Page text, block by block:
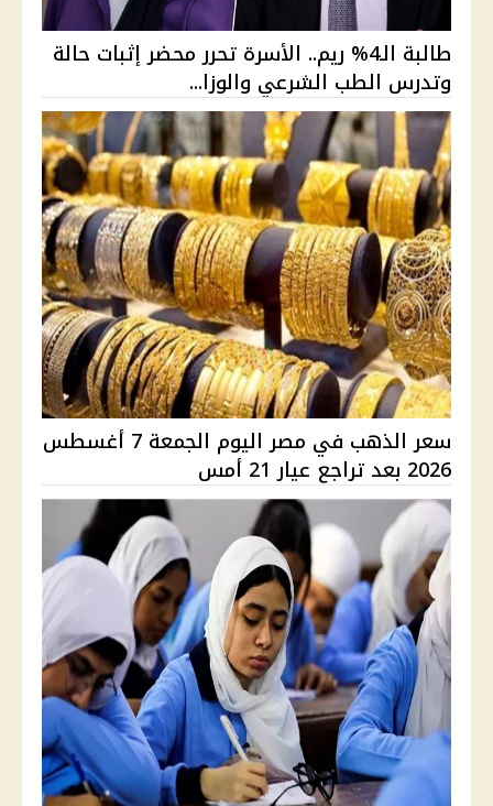
طالبة الـ4% ريم.. الأسرة تحرر محضر إثبات حالة
وتدرس الطب الشرعي والوزا...
سعر الذهب في مصر اليوم الجمعة 7 أغسطس
2026 بعد تراجع عيار 21 أمس